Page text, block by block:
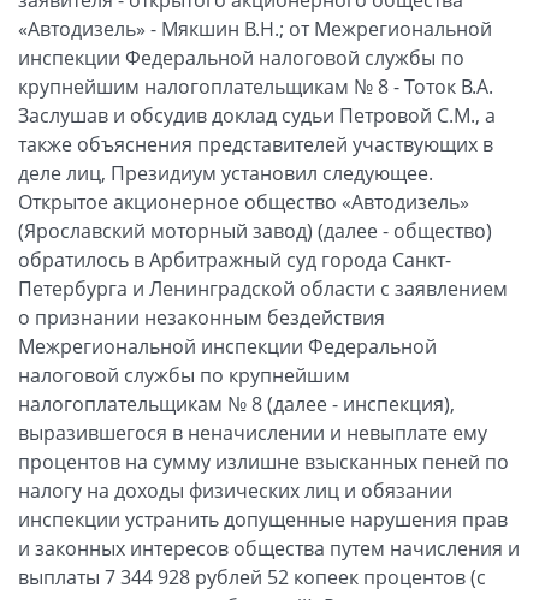
«Автодизель» - Мякшин В.Н.; от Межрегиональной
инспекции Федеральной налоговой службы по
крупнейшим налогоплательщикам № 8 - Тоток В.А.
Заслушав и обсудив доклад судьи Петровой С.М., а
также объяснения представителей участвующих в
деле лиц, Президиум установил следующее.
Открытое акционерное общество «Автодизель»
(Ярославский моторный завод) (далее - общество)
обратилось в Арбитражный суд города Санкт-
Петербурга и Ленинградской области с заявлением
о признании незаконным бездействия
Межрегиональной инспекции Федеральной
налоговой службы по крупнейшим
налогоплательщикам № 8 (далее - инспекция),
выразившегося в неначислении и невыплате ему
процентов на сумму излишне взысканных пеней по
налогу на доходы физических лиц и обязании
инспекции устранить допущенные нарушения прав
и законных интересов общества путем начисления и
выплаты 7 344 928 рублей 52 копеек процентов (с